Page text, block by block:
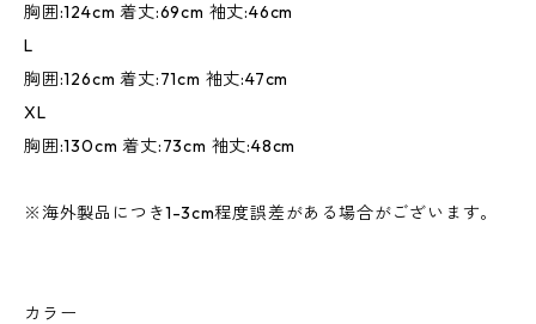
胸囲:124cm 着丈:69cm 袖丈:46cm
L
胸囲:126cm 着丈:71cm 袖丈:47cm
XL
胸囲:130cm 着丈:73cm 袖丈:48cm
※海外製品につき1-3cm程度誤差がある場合がございます。
カラー